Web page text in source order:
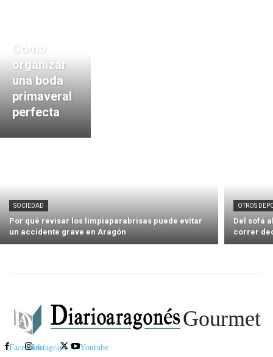
Cómo
organizar
una boda
primaveral
perfecta
SOCIEDAD
Por qué revisar los limpiaparabrisas puede evitar
un accidente grave en Aragón
OTROS
Del sofá
correr
Gourmet
FacebookInstagram X Youtube